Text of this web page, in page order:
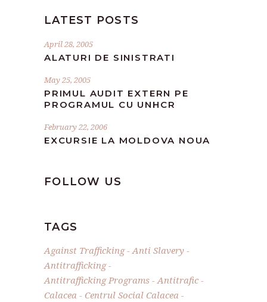
LATEST POSTS
April 28, 2005
ALATURI DE SINISTRATI
May 25, 2005
PRIMUL AUDIT EXTERN PE
PROGRAMUL CU UNHCR
February 22, 2006
EXCURSIE LA MOLDOVA NOUA
FOLLOW US
TAGS
Against Trafficking
Anti Slavery
Antitrafficking
Antitrafficking Programs
Antitrafic
Calacea
Centrul Social Calacea